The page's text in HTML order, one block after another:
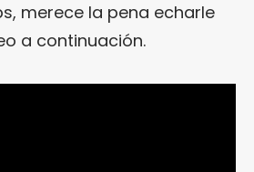
merece la pena echarle
a continuación.